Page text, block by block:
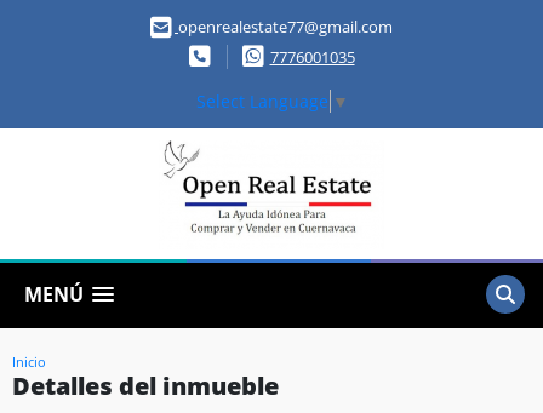
openrealestate77@gmail.com
7776001035
Select Language ▼
MENÚ
Inicio
Detalles del inmueble